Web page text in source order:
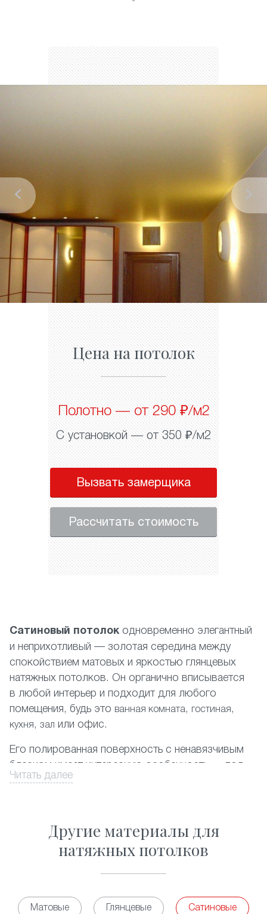
Цена на потолок
Полотно — от 290 ₽/м2
С установкой — от 350 ₽/м2
Вызвать замерщика
Рассчитать стоимость
Сатиновый потолок одновременно элегантный
и неприхотливый — золотая середина между
спокойствием матовых и яркостью глянцевых
натяжных потолков. Он органично вписывается
в любой интерьер и подходит для любого
помещения, будь это ванная комната, гостиная ,
кухня , зал или офис.
Его полированная поверхность с ненавязчивым
блеском имеет интересную особенность — под
разным освещением она может приобретать
ПВХ-пленка , используемая в создании таких
потолков очень прочна и легко выдерживает
особого ухода.
Читать далее
Другие материалы для
натяжных потолков
Матовые Глянцевые Сатиновые